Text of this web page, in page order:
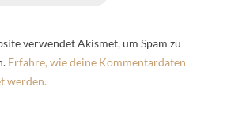
verwendet Akismet, um Spam zu
Erfahre, wie deine Kommentardaten
werden.